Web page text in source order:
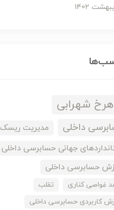
1402
شهرابی
داخلی
مدیریت ریسک
جهانی حسابرسی داخلی
حسابرسی داخلی
غواصی کناری
تقلب
کاربردی حسابرسی داخلی